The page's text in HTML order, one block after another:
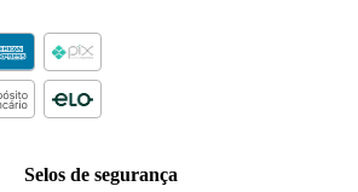
Selos de segurança